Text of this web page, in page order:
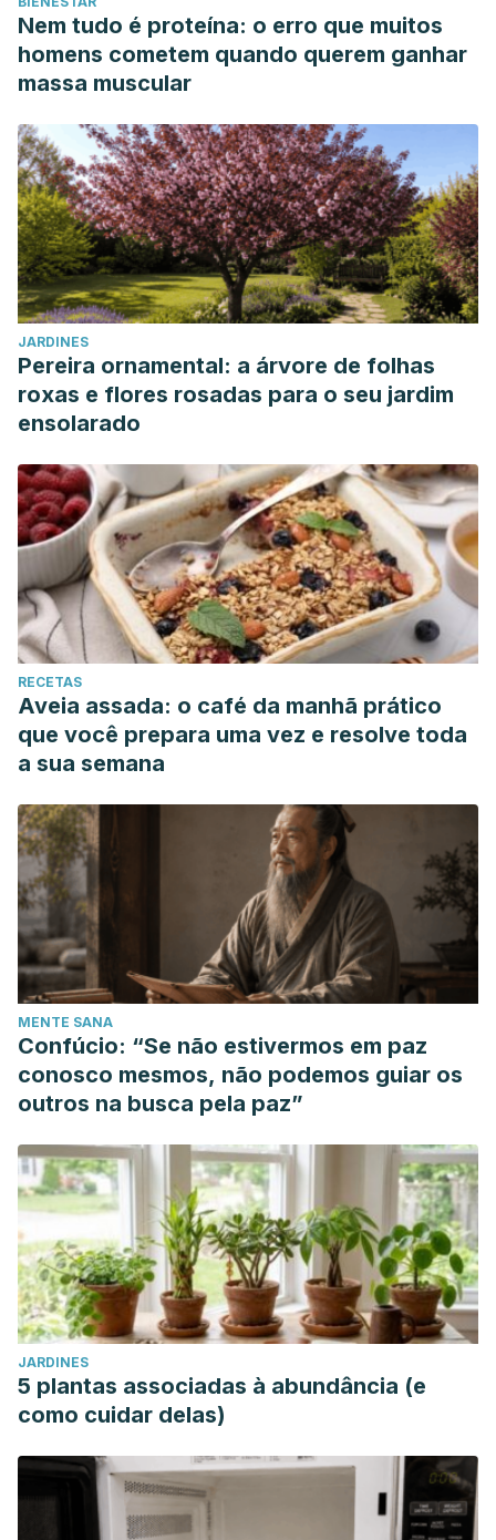
Nem tudo é proteína: o erro que muitos
homens cometem quando querem ganhar
massa muscular
JARDINES
Pereira ornamental: a árvore de folhas
roxas e flores rosadas para o seu jardim
ensolarado
RECETAS
Aveia assada: o café da manhã prático
que você prepara uma vez e resolve toda
a sua semana
MENTE SANA
Confúcio: “Se não estivermos em paz
conosco mesmos, não podemos guiar os
outros na busca pela paz”
JARDINES
5 plantas associadas à abundância (e
como cuidar delas)